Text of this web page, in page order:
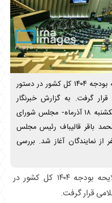
ادامه بررسی بخش هزینه ای لایحه بودجه ۱۴۰۴ کل کشور در دستور
گرفت. به گزارش خبرنگار
سیاسی ایرنا، نشست علنی امروز-یکشنبه ۱۸ آذرماه- مجلس شورای
باقر قالیباف رئیس مجلس
اسلامی و با حضور ۱۹۹ نفر از نمایندگان آغاز شد. بررسی
ادامه بررسی بخش هزینه ای لایحه بودجه ۱۴۰۴ کل کشور در
قرار گرفت.